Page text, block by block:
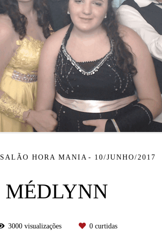
SALÃO HORA MANIA 10/JUNHO/2017
MÉDLYNN
3000 visualizações 0 curtidas